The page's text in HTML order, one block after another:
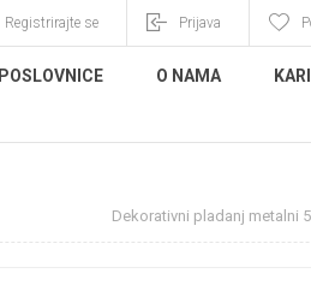
Registrirajte se Prijava
POSLOVNICE O NAMA
Dekorativni pladanj metalni